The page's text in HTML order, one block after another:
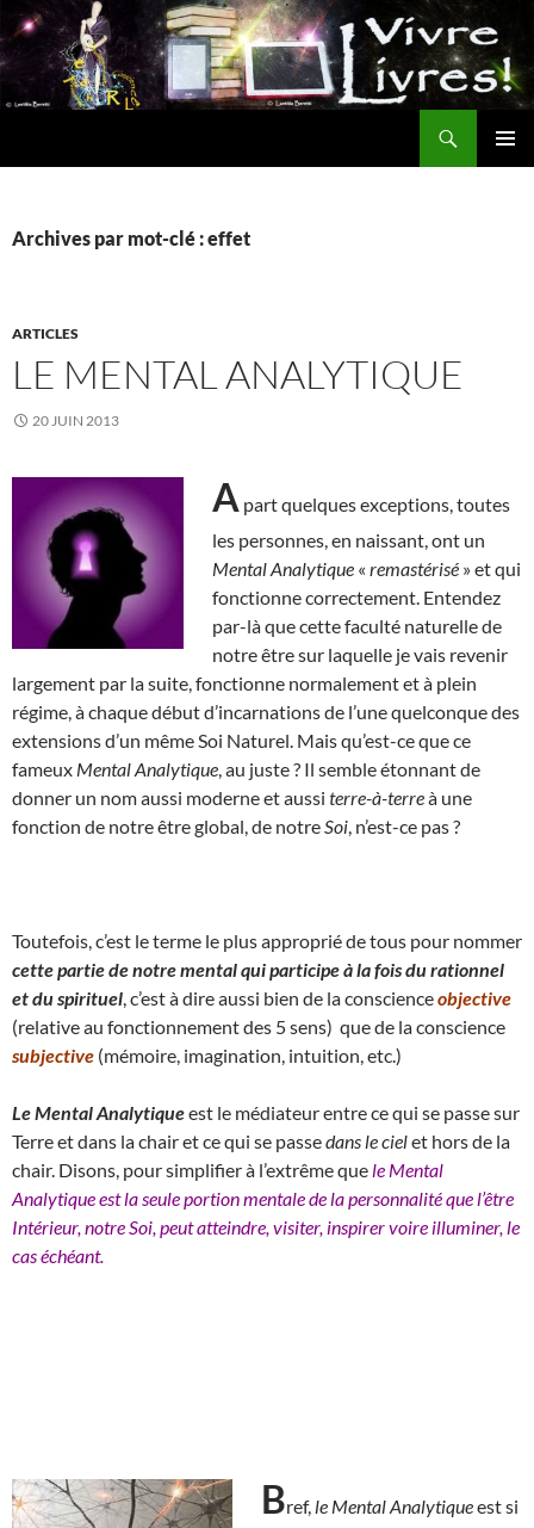
Aller
au
contenu
Archives par mot-clé : effet
ARTICLES
LE MENTAL ANALYTIQUE
20 JUIN 2013
A part quelques exceptions, toutes
les personnes, en naissant, ont un
Mental Analytique « remastérisé » et qui
fonctionne correctement. Entendez
par-là que cette faculté naturelle de
notre être sur laquelle je vais revenir
largement par la suite, fonctionne normalement et à plein
régime, à chaque début d’incarnations de l’une quelconque des
extensions d’un même Soi Naturel. Mais qu’est-ce que ce
fameux Mental Analytique , au juste ? Il semble étonnant de
donner un nom aussi moderne et aussi terre-à-terreà une
fonction de notre être global, de notre Soi , n’est-ce pas ?
Toutefois, c’est le terme le plus approprié de tous pour nommer
cette partie de notre mental qui participe à la fois du rationnel
et du spirituel , c’est à dire aussi bien de la conscienceobjective
(relative au fonctionnement des 5 sens) que de la conscience
subjective (mémoire, imagination, intuition, etc.)
Le Mental Analytiqueest le médiateur entre ce qui se passe sur
Terre et dans la chair et ce qui se passedans le cielet hors de la
chair. Disons, pour simplifier à l’extrême que le Mental
Analytique est la seule portion mentale de la personnalité que l’être
Intérieur, notre Soi, peut atteindre, visiter, inspirer voire illuminer, le
cas échéant.
Bref, le Mental Analytiqueest si